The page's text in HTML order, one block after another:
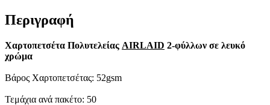
Περιγραφή
Χαρτοπετσέτα Πολυτελείας AIRLAID 2-φύλλων σε λευκό
χρώμα
Βάρος Χαρτοπετσέτας: 52gsm
Τεμάχια ανά πακέτο: 50